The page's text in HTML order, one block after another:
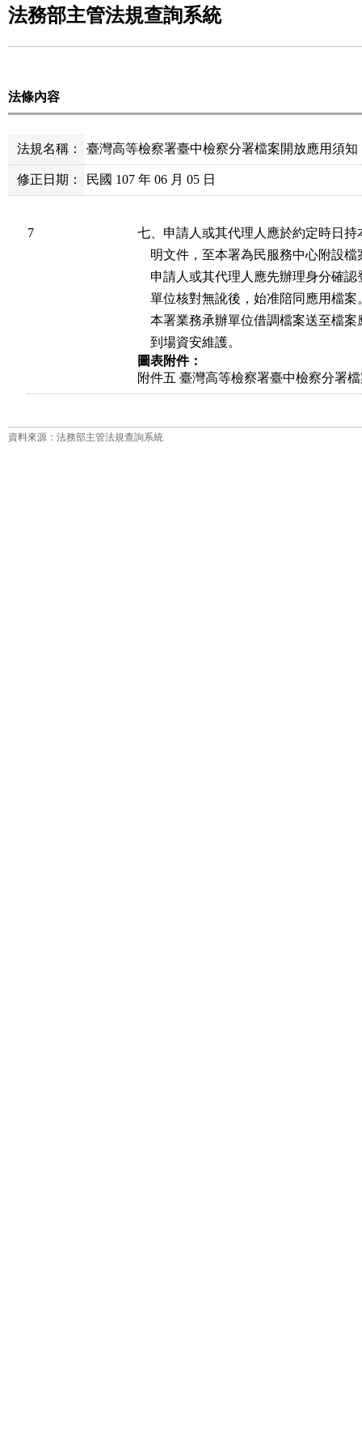
法務部主管法規查詢系統
法條內容
法規名稱： 臺灣高等檢察署臺中檢察分署檔案開放應用須知
修正日期： 民國 107 年 06 月 05 日
7
七、申請人或其代理人應於約定時日
明文件，至本署為民服務中心附設
申請人或其代理人應先辦理身分確
單位核對無訛後，始准陪同應用檔案
本署業務承辦單位借調檔案送至檔
    到場資安維護。
圖表附件：
附件五 臺灣高等檢察署臺中檢察分署
資料來源：法務部主管法規查詢系統